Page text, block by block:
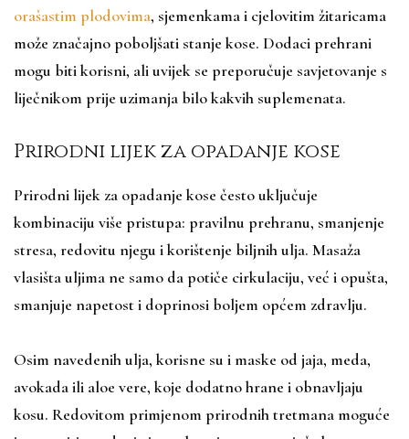
orašastim plodovima, sjemenkama i cjelovitim žitaricama
može značajno poboljšati stanje kose. Dodaci prehrani
mogu biti korisni, ali uvijek se preporučuje savjetovanje s
liječnikom prije uzimanja bilo kakvih suplemenata.
Prirodni lijek za opadanje kose
Prirodni lijek za opadanje kose često uključuje
kombinaciju više pristupa: pravilnu prehranu, smanjenje
stresa, redovitu njegu i korištenje biljnih ulja. Masaža
vlasišta uljima ne samo da potiče cirkulaciju, već i opušta,
smanjuje napetost i doprinosi boljem općem zdravlju.
Osim navedenih ulja, korisne su i maske od jaja, meda,
avokada ili aloe vere, koje dodatno hrane i obnavljaju
kosu. Redovitom primjenom prirodnih tretmana moguće